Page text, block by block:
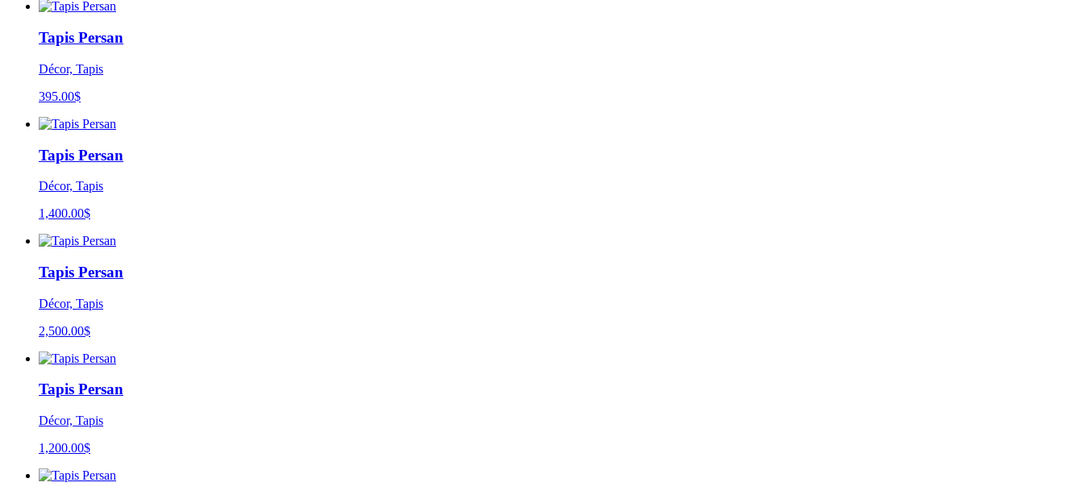
Tapis Persan
Décor, Tapis
395.00$
Tapis Persan
Décor, Tapis
1,400.00$
Tapis Persan
Décor, Tapis
2,500.00$
Tapis Persan
Décor, Tapis
1,200.00$